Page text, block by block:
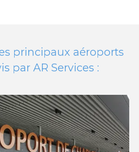
principaux aéroports
par AR Services :